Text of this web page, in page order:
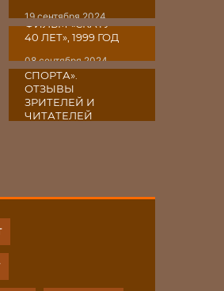
19 сентября 2024
ФИЛЬМ «СКАТУ ―
40 ЛЕТ», 1999 ГОД
08 сентября 2024
ТОМСКОГО
СПОРТА».
ОТЗЫВЫ
ЗРИТЕЛЕЙ И
ЧИТАТЕЛЕЙ